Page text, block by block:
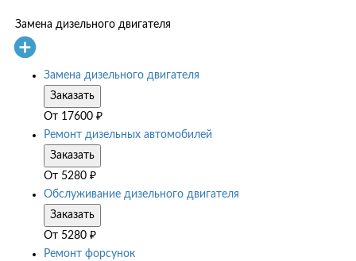
Замена дизельного двигателя
Замена дизельного двигателя
Заказать
От 17600 ₽
Ремонт дизельных автомобилей
Заказать
От 5280 ₽
Обслуживание дизельного двигателя
Заказать
От 5280 ₽
Ремонт форсунок